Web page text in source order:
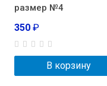
размер №4
350 ₽
В корзину